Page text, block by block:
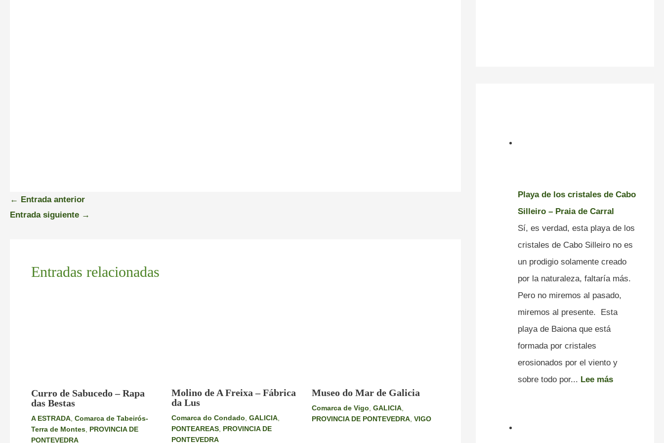
← Entrada anterior
Entrada siguiente →
Entradas relacionadas
Curro de Sabucedo – Rapa
das Bestas
A ESTRADA, Comarca de Tabeirós-
Terra de Montes, PROVINCIA DE
PONTEVEDRA
Molino de A Freixa – Fábrica
da Lus
Comarca do Condado, GALICIA,
PONTEAREAS, PROVINCIA DE
PONTEVEDRA
Museo do Mar de Galicia
Comarca de Vigo,GALICIA,
PROVINCIA DE PONTEVEDRA,VIGO
Playa de los cristales de Cabo
Silleiro – Praia de Carral
Sí, es verdad, esta playa de los
cristales de Cabo Silleiro no es
un prodigio solamente creado
por la naturaleza, faltaría más.
Pero no miremos al pasado,
miremos al presente. Esta
playa de Baiona que está
formada por cristales
erosionados por el viento y
sobre todo por... Lee más